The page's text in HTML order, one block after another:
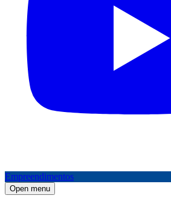
Empreendimentos
Open menu